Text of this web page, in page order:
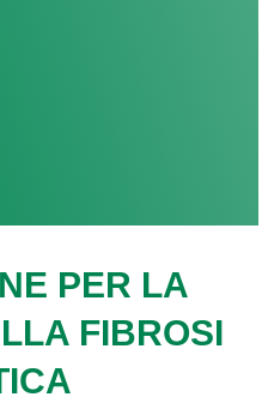
PER LA
FIBROSI